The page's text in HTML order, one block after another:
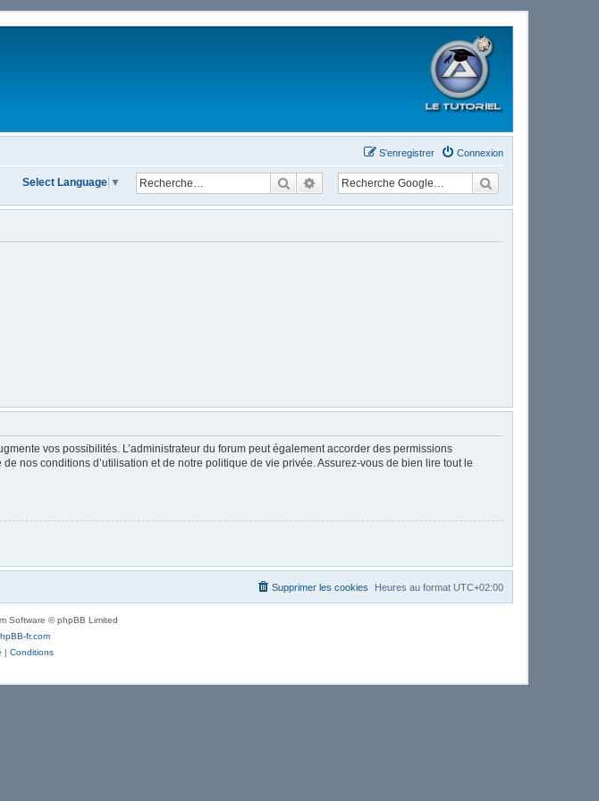
Connexion
S’enregistrer
RechercherRecherche avancée
Select Language ▼
vos possibilités. L’administrateur du forum peut également accorder des permissions
nos conditions d’utilisation et de notre politique de vie privée. Assurez-vous de bien lire tout le
Heures au format UTC+02:00
Supprimer les cookies
Software © phpBB Limited
fr.com
| Conditions